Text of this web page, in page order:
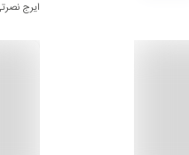
ایرج